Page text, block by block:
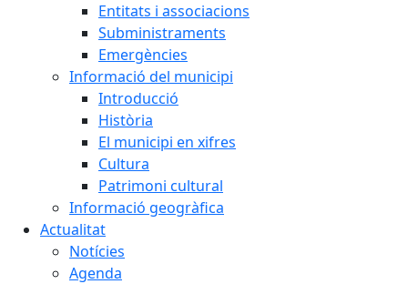
Entitats i associacions
Subministraments
Emergències
Informació del municipi
Introducció
Història
El municipi en xifres
Cultura
Patrimoni cultural
Informació geogràfica
Actualitat
Notícies
Agenda